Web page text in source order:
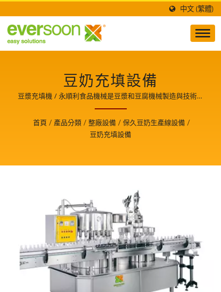
中文 (繁體)
豆奶充填設備
豆漿充填機 / 永順利食品機械是豆漿和豆腐機械製造與技術開
發的領導者，也是食品安全的守護者，並分享生產豆腐美食的
關鍵技術與經驗，使我們成為客戶成長的重要夥伴。
首頁 / 產品分類 / 整廠設備 / 保久豆奶生產線設備 /
豆奶充填設備